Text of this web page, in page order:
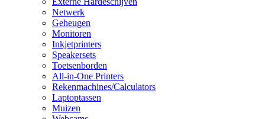
Netwerk
Geheugen
Monitoren
Inkjetprinters
Speakersets
Toetsenborden
All-in-One Printers
Rekenmachines/Calculators
Laptoptassen
Muizen